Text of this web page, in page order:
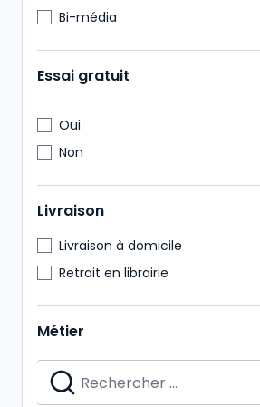
Bi-média
Essai gratuit
Oui
Non
Livraison
Livraison à domicile
Retrait en librairie
Métier